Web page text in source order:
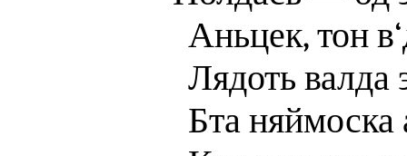
Аньцек, тон
Лядоть валда
‎Бта няймоска